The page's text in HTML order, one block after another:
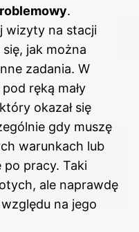
.
wizyty na stacji
jak można
zadania. W
ręką mały
okazał się
gdy muszę
warunkach lub
po pracy. Taki
ale naprawdę
na jego